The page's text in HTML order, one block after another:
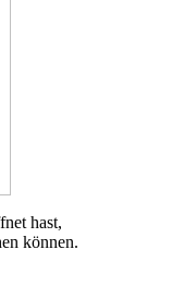
hast,
können.